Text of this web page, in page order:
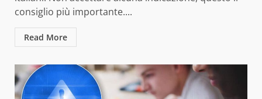
consiglio più importante....
Read More